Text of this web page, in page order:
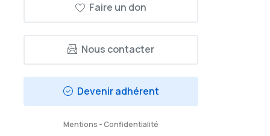
Faire un don
Nous contacter
Devenir adhérent
Mentions -Confidentialité